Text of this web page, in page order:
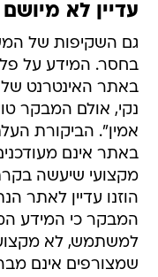
עדיין לא מיושם
גם השקיפות של
בחסר. המידע על
באתר האינטרנט
נקי, אולם המבקר
אמין". הביקורת
באתר אינם
מקצועי שיעשה
המבקר כי המידע
למשתמש, לא
שמצורפים אינם